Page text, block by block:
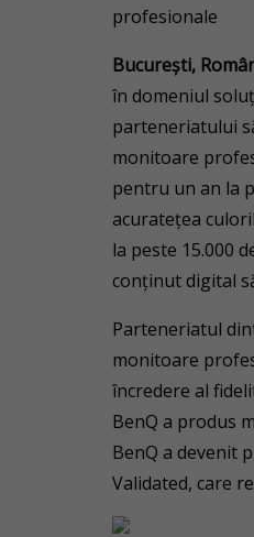
profesionale
București,
în domeniul
parteneriatului
monitoare
pentru un an la
acuratețea
la peste 15.000
conținut digital
Parteneriatul
monitoare
încredere al
BenQ a produs
BenQ a devenit
Validated, care